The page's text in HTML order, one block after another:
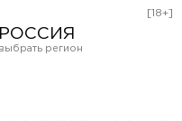
РОССИЯ
[18+]